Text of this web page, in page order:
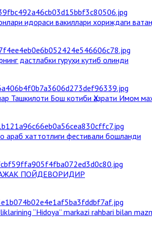
идораси вакиллари хориждаги
дастлабки гуруҳи кутиб олинди
Ташкилоти Бош котиби Ҳазрати Имом
араб хаттотлиги фестивали бошланди
ПОЙДЕВОРИДИР
“Hidoya” markazi rahbari bilan